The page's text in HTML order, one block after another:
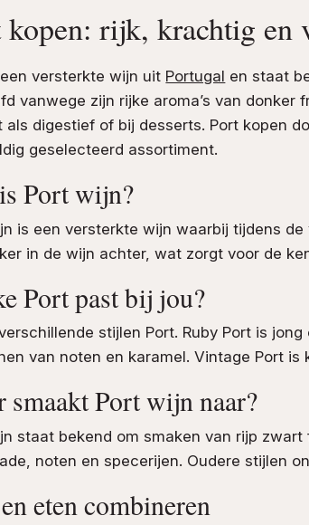
kopen: rijk, krachtig en
versterkte wijn uit Portugal en staat
vanwege zijn rijke aroma’s van
als digestief of bij desserts. Port kopen
geselecteerd assortiment.
Port wijn?
is een versterkte wijn waarbij tijdens
in de wijn achter, wat zorgt voor de
Port past bij jou?
stijlen Port. Ruby Port is
van noten en karamel. Vintage Port
smaakt Port wijn naar?
staat bekend om smaken van rijp
noten en specerijen. Oudere stijlen
eten combineren